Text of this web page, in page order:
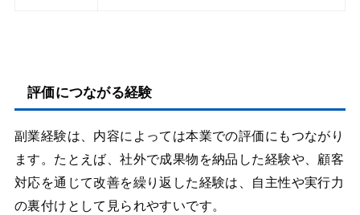
評価につながる経験
副業経験は、内容によっては本業での評価にもつながり
ます。たとえば、社外で成果物を納品した経験や、顧客
対応を通じて改善を繰り返した経験は、自主性や実行力
の裏付けとして見られやすいです。